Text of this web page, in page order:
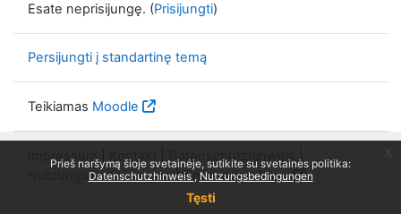
Prieš naršymą šioje svetainėje, sutikite su svetainės politika:
Datenschutzhinweis
Nutzungsbedingungen
Tęsti
Esate neprisijungę. (Prisijungti)
Persijungti į standartinę temą
Teikiamas Moodle
Impressum| Kontakt Datenschutzhinweis
|
Nutzungsbedingungen|Knowledge Base